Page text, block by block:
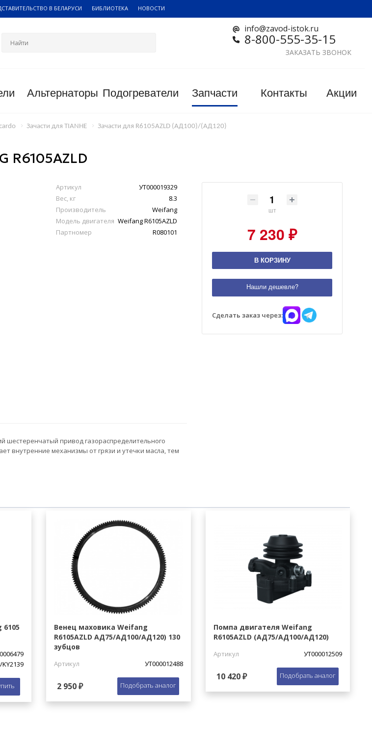
В БЕЛАРУСИ БИБЛИОТЕКА НОВОСТИ
info@zavod-istok.ru
8-800-555-35-15
ЗАКАЗАТЬ ЗВОНОК
Альтернаторы Подогреватели Запчасти Контакты Акции
Зачасти для TIANHE
Зачасти для R6105AZLD (АД100)/(АД120)
Артикул
УТ000019329
Вес, кг
8.3
Производитель
Weifang
Модель двигателя Weifang R6105AZLD
Партномер
R080101
шт
7 230 ₽
В КОРЗИНУ
Нашли дешевле?
Сделать заказ через:
привод газораспределительного
внутренние механизмы от грязи и утечки масла, тем
Венец маховика Weifang
R6105AZLD АД75/АД100/АД120) 130
зубцов
Артикул УТ000012488
2 950 ₽ Подобрать аналог
Помпа двигателя Weifang
R6105AZLD (АД75/АД100/АД120)
Артикул УТ000012509
10 420 ₽ Подобрать аналог